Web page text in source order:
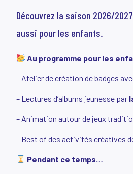
Découvrez la saison 2026/
aussi pour les enfants.
Au programme pour les
– Atelier de création de badges
– Lectures d’albums jeunesse par
– Animation autour de jeux
– Best of des activités créatives
Pendant ce temps…